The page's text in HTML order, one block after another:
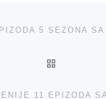
5 SEZONA SA
11 EPIZODA